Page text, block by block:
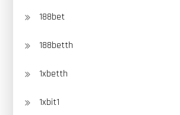
188bet
188betth
1xbetth
1xbit1